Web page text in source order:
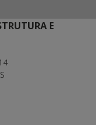
E